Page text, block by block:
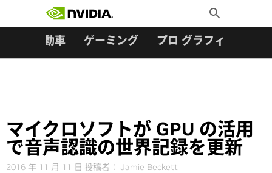
Toggle
Search
自動車 ゲーミング プロ グラフィックス
マイクロソフトが GPU の活用
で音声認識の世界記録を更新
2016 年 11 月 11 日 投稿者： Jamie Beckett